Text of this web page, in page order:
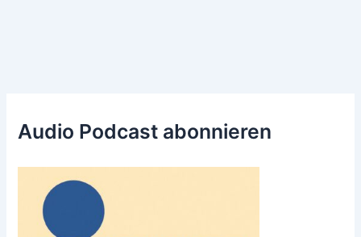
Audio Podcast abonnieren